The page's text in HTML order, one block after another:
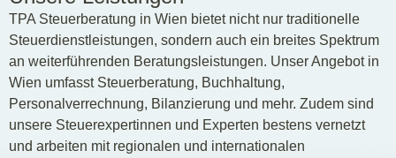
TPA Steuerberatung in Wien bietet nicht nur traditionelle
Steuerdienstleistungen, sondern auch ein breites Spektrum
an weiterführenden Beratungsleistungen. Unser Angebot in
Wien umfasst Steuerberatung, Buchhaltung,
Personalverrechnung, Bilanzierung und mehr. Zudem sind
unsere Steuerexpertinnen und Experten bestens vernetzt
und arbeiten mit regionalen und internationalen